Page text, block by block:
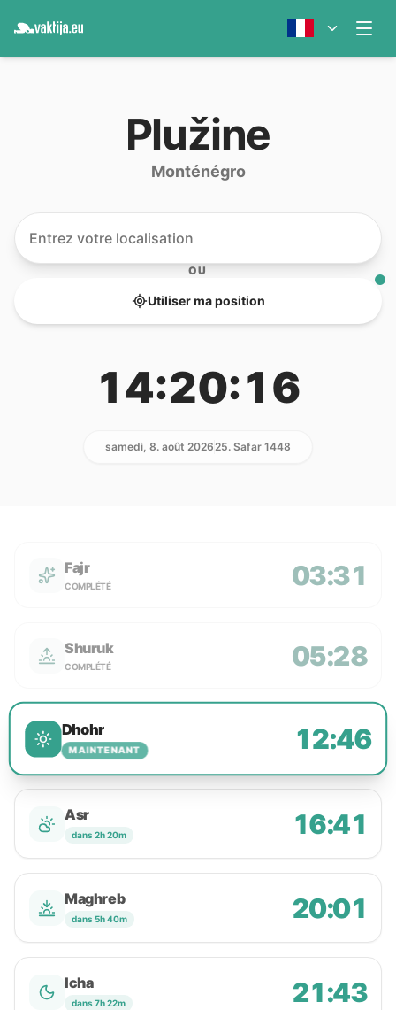
Plužine
Monténégro
OU
Utiliser ma position
14:20:16
samedi, 8. août 202625. Safar 1448
Fajr
COMPLÉTÉ 03:31
Shuruk
COMPLÉTÉ 05:28
Dhohr
MAINTENANT 12:46
Asr
dans 2h 20m 16:41
Maghreb
dans 5h 40m 20:01
Icha
dans 7h 22m 21:43